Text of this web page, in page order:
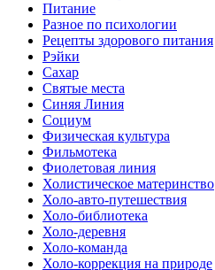
Питание
Разное по психологии
Рецепты здорового питания
Рэйки
Сахар
Святые места
Синяя Линия
Социум
Физическая культура
Фильмотека
Фиолетовая линия
Холистическое материнство
Холо-авто-путешествия
Холо-библиотека
Холо-деревня
Холо-команда
Холо-коррекция на природе